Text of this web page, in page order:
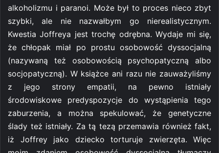
alkoholizmu i paranoi. Może był to proces nieco zbyt
szybki, ale nie nazwałbym go nierealistycznym.
Kwestia Joffreya jest trochę odrębna. Wydaje mi się,
że chłopak miał po prostu osobowość dyssocjalną
(nazywaną też osobowością psychopatyczną albo
socjopatyczną). W książce ani razu nie zauważyliśmy
z jego strony empatii, na pewno istniały
środowiskowe predyspozycje do wystąpienia tego
zaburzenia, a można spekulować, że genetyczne
ślady też istniały. Za tą tezą przemawia również fakt,
iż Joffrey jako dziecko torturuje zwierzęta. Więc